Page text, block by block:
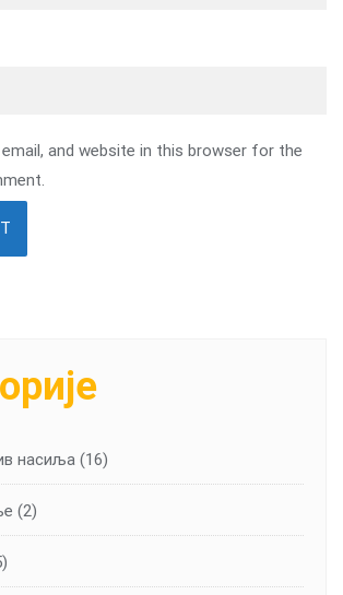
email, and website in this browser for the
насиља (16)
(2)